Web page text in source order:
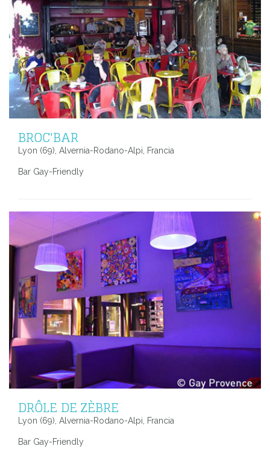
BROC'BAR
Lyon (69), Alvernia-Rodano-Alpi, Francia
Bar Gay-Friendly
DRÔLE DE ZÈBRE
Lyon (69), Alvernia-Rodano-Alpi, Francia
Bar Gay-Friendly